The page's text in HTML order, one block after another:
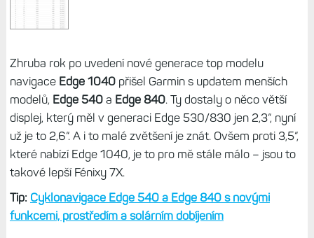
Zhruba rok po uvedení nové generace top modelu
navigace Edge 1040přišel Garmin s updatem menších
modelů, Edge 540a Edge 840. Ty dostaly o něco větší
displej, který měl v generaci Edge 530/830 jen 2,3“, nyní
už je to 2,6“. A i to malé zvětšení je znát. Ovšem proti 3,5“,
které nabízí Edge 1040, je to pro mě stále málo – jsou to
takové lepší Fénixy 7X.
Tip: Cyklonavigace Edge 540 a Edge 840 s novými
funkcemi, prostředím a solárním dobíjením